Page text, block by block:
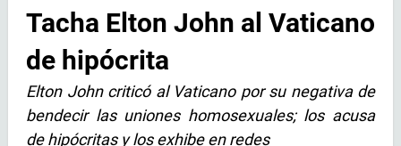
Tacha Elton John al Vaticano
de hipócrita
Elton John criticó al Vaticano por su negativa de
bendecir las uniones homosexuales; los acusa
de hipócritas y los exhibe en redes